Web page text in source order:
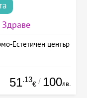
Здраве
Естетичен център
51.13
€ / 100лв.